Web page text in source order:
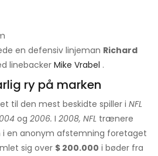
en defensiv linjeman Richard
linebackerMike Vrabel .
ry på marken
til den mest beskidte spiller i NFL
og 2006. I 2008, NFL trænere
i en anonym afstemning foretaget
sig over $ 200.000 i bøder fra